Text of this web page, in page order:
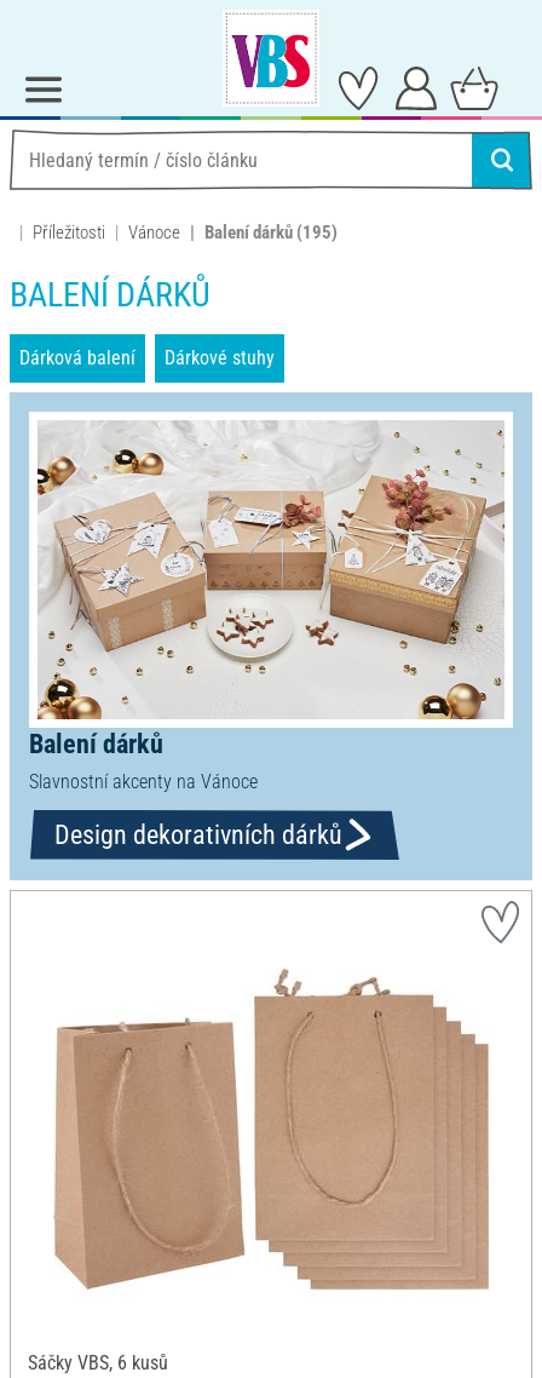
Příležitosti Vánoce Balení dárků (195)
BALENÍ DÁRKŮ
Dárková balení Dárkové stuhy
Balení dárků
Slavnostní akcenty na Vánoce
Design dekorativních dárků
Sáčky VBS, 6 kusů